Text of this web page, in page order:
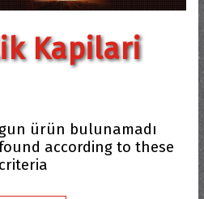
Kapilari
ürün bulunamadı
according to these
criteria